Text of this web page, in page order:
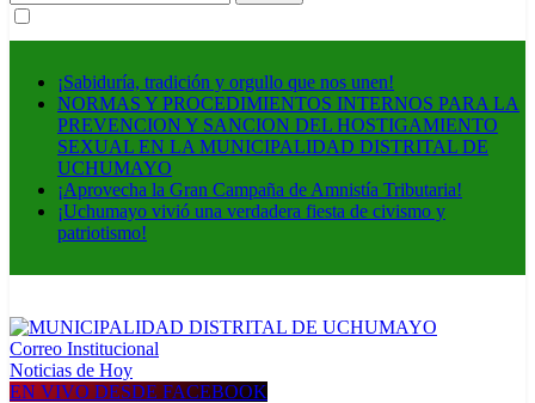
¡Sabiduría, tradición y orgullo que nos unen!
NORMAS Y PROCEDIMIENTOS INTERNOS PARA LA
PREVENCION Y SANCION DEL HOSTIGAMIENTO
SEXUAL EN LA MUNICIPALIDAD DISTRITAL DE
UCHUMAYO
¡Aprovecha la Gran Campaña de Amnistía Tributaria!
¡Uchumayo vivió una verdadera fiesta de civismo y
patriotismo!
MUNICIPALIDAD DISTRITAL DE UCHUMAYO
Construyendo una nueva Historia
Correo Institucional
Noticias de Hoy
EN VIVO DESDE FACEBOOK